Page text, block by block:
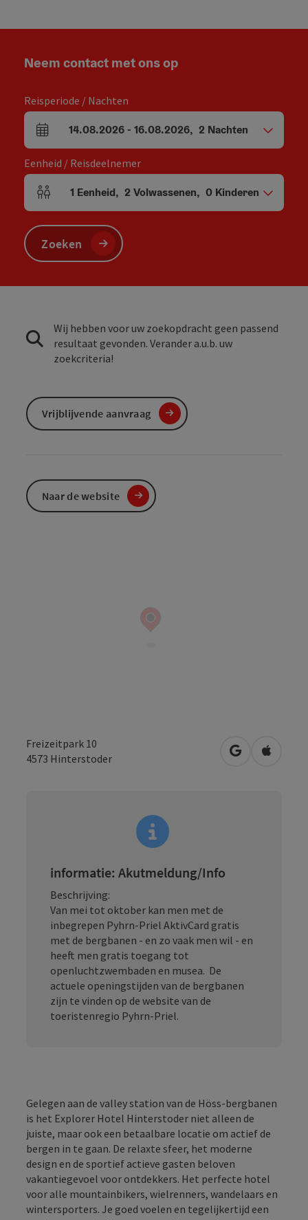
Freizeitpark 10
4573 Hinterstoder Openen in
informatie: Akutmeldung/Info
Beschrijving:
Van mei tot oktober kan men met de
inbegrepen Pyhrn-Priel AktivCard gratis
met de bergbanen - en zo vaak men wil - en
heeft men gratis toegang tot
openluchtzwembaden en musea. De
actuele openingstijden van de bergbanen
zijn te vinden op de website van de
toeristenregio Pyhrn-Priel.
Gelegen aan de valley station van de Höss-bergbanen
is het Explorer Hotel Hinterstoder niet alleen de
juiste, maar ook een betaalbare locatie om actief de
bergen in te gaan. De relaxte sfeer, het moderne
design en de sportief actieve gasten beloven
vakantiegevoel voor ontdekkers. Het perfecte hotel
voor alle mountainbikers, wielrenners, wandelaars en
wintersporters. Je goed voelen en tegelijkertijd een
Neem contact met ons op
Reisperiode / Nachten
Velden voor aankomst en vertrek
14.08.2026- 16.08.2026, 2 Nachten
Eenheid / Reisdeelnemer
Aantal eenheden en persoonsvelden
1 Eenheid, 2 Volwassenen, 0 Kinderen
Zoeken
Wij hebben voor uw zoekopdracht geen passend
resultaat gevonden. Verander a.u.b. uw
zoekcriteria!
Vrijblijvende aanvraag
Naar de website